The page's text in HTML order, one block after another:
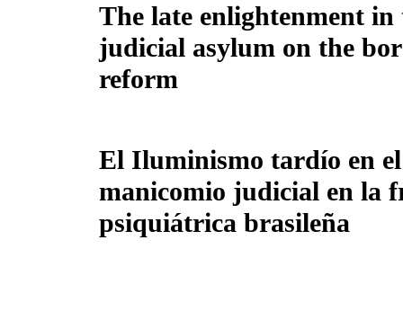
The late enlightenment
judicial asylum on the
reform
El Iluminismo tardío en
manicomio judicial en la
psiquiátrica brasileña